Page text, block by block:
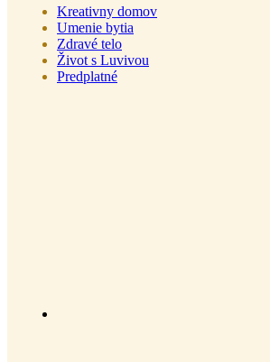
Kreativny domov
Umenie bytia
Zdravé telo
Život s Luvivou
Predplatné